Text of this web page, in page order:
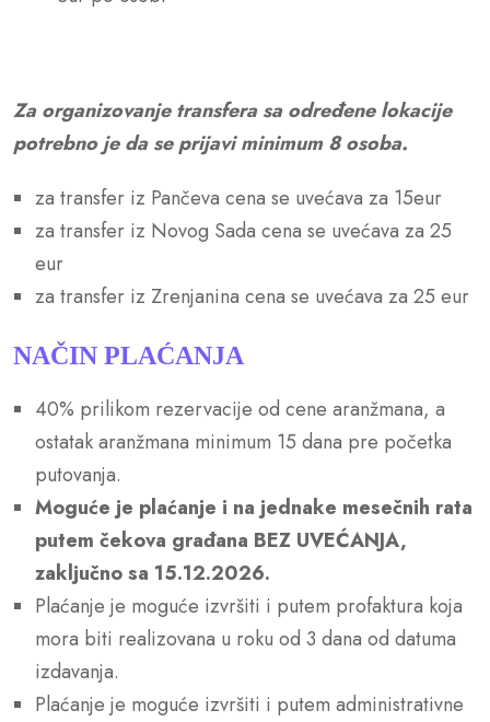
Za organizovanje transfera sa određene lokacije
potrebno je da se prijavi minimum 8 osoba.
za transfer iz Pančeva cena se uvećava za 15eur
za transfer iz Novog Sada cena se uvećava za 25
eur
za transfer iz Zrenjanina cena se uvećava za 25 eur
NAČIN PLAĆANJA
40% prilikom rezervacije od cene aranžmana, a
ostatak aranžmana minimum 15 dana pre početka
putovanja.
Moguće je plaćanje i na jednake mesečnih rata
putem čekova građana BEZ UVEĆANJA,
zaključno sa 15.12.2026.
Plaćanje je moguće izvršiti i putem profaktura koja
mora biti realizovana u roku od 3 dana od datuma
izdavanja.
Plaćanje je moguće izvršiti i putem administrativne